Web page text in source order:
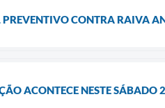
CONTRA RAIVA
ACONTECE NESTE